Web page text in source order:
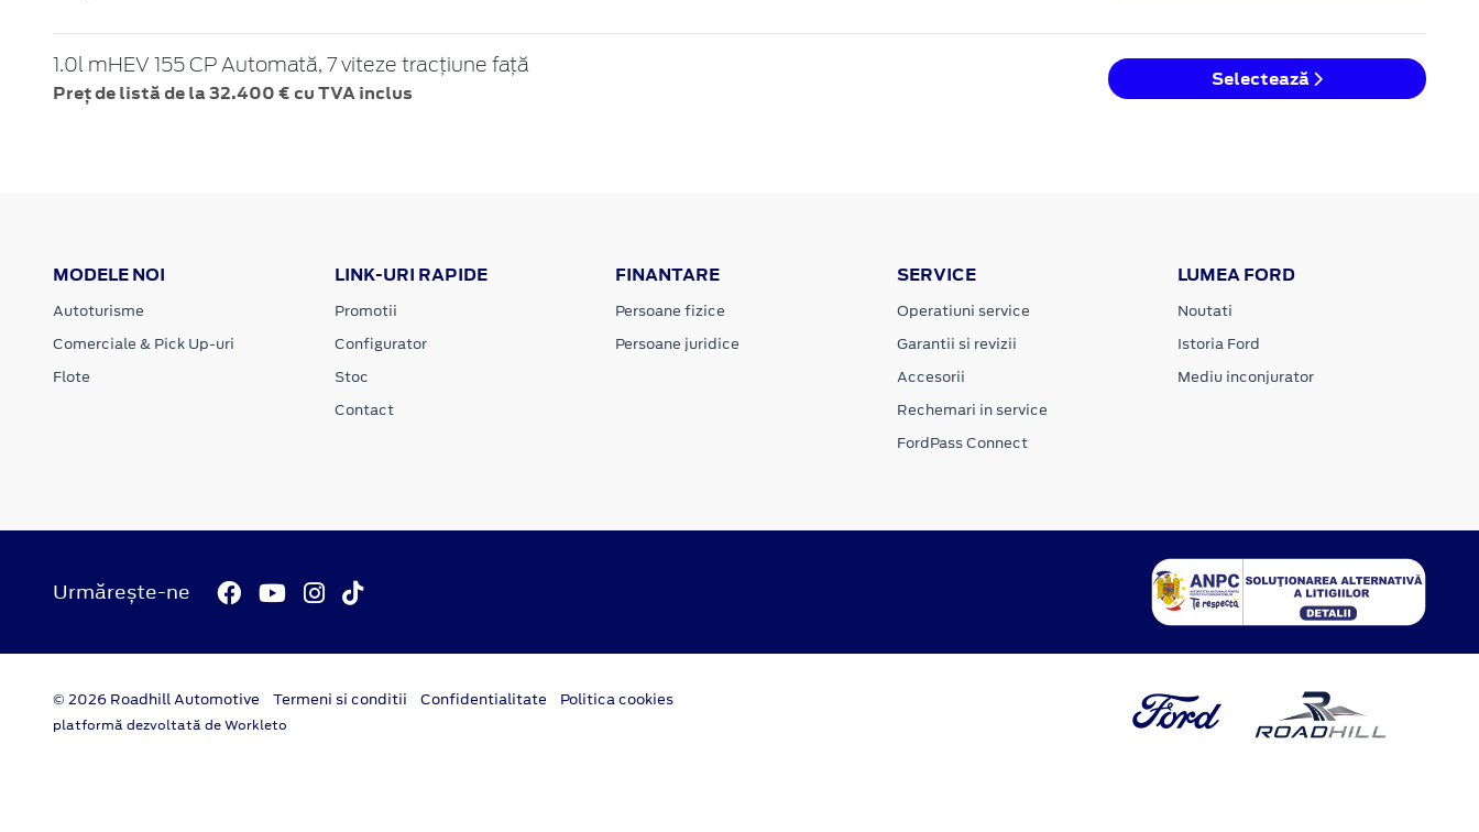
1.0l mHEV 155 CP Automată, 7 viteze tracțiune față
Preț de listă de la 32.400 € cu TVA inclus
Selectează
MODELE NOI
Autoturisme
Comerciale & Pick Up-uri
Flote
LINK-URI RAPIDE
Promotii
Configurator
Stoc
Contact
FINANTARE
Persoane fizice
Persoane juridice
SERVICE
Operatiuni service
Garantii si revizii
Accesorii
Rechemari in service
FordPass Connect
LUMEA FORD
Noutati
Istoria Ford
Mediu inconjurator
Urmărește-ne
© 2026 Roadhill Automotive Termeni si conditii Confidentialitate Politica cookies
platformă dezvoltată de Workleto